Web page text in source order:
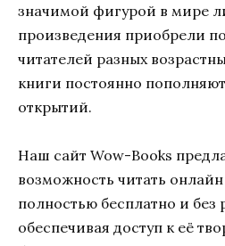
значимой фигурой в мире
произведения приобрели
читателей разных
книги постоянно
открытий.
Наш сайт Wow-Books
возможность читать
полностью бесплатно и без
обеспечивая доступ к её